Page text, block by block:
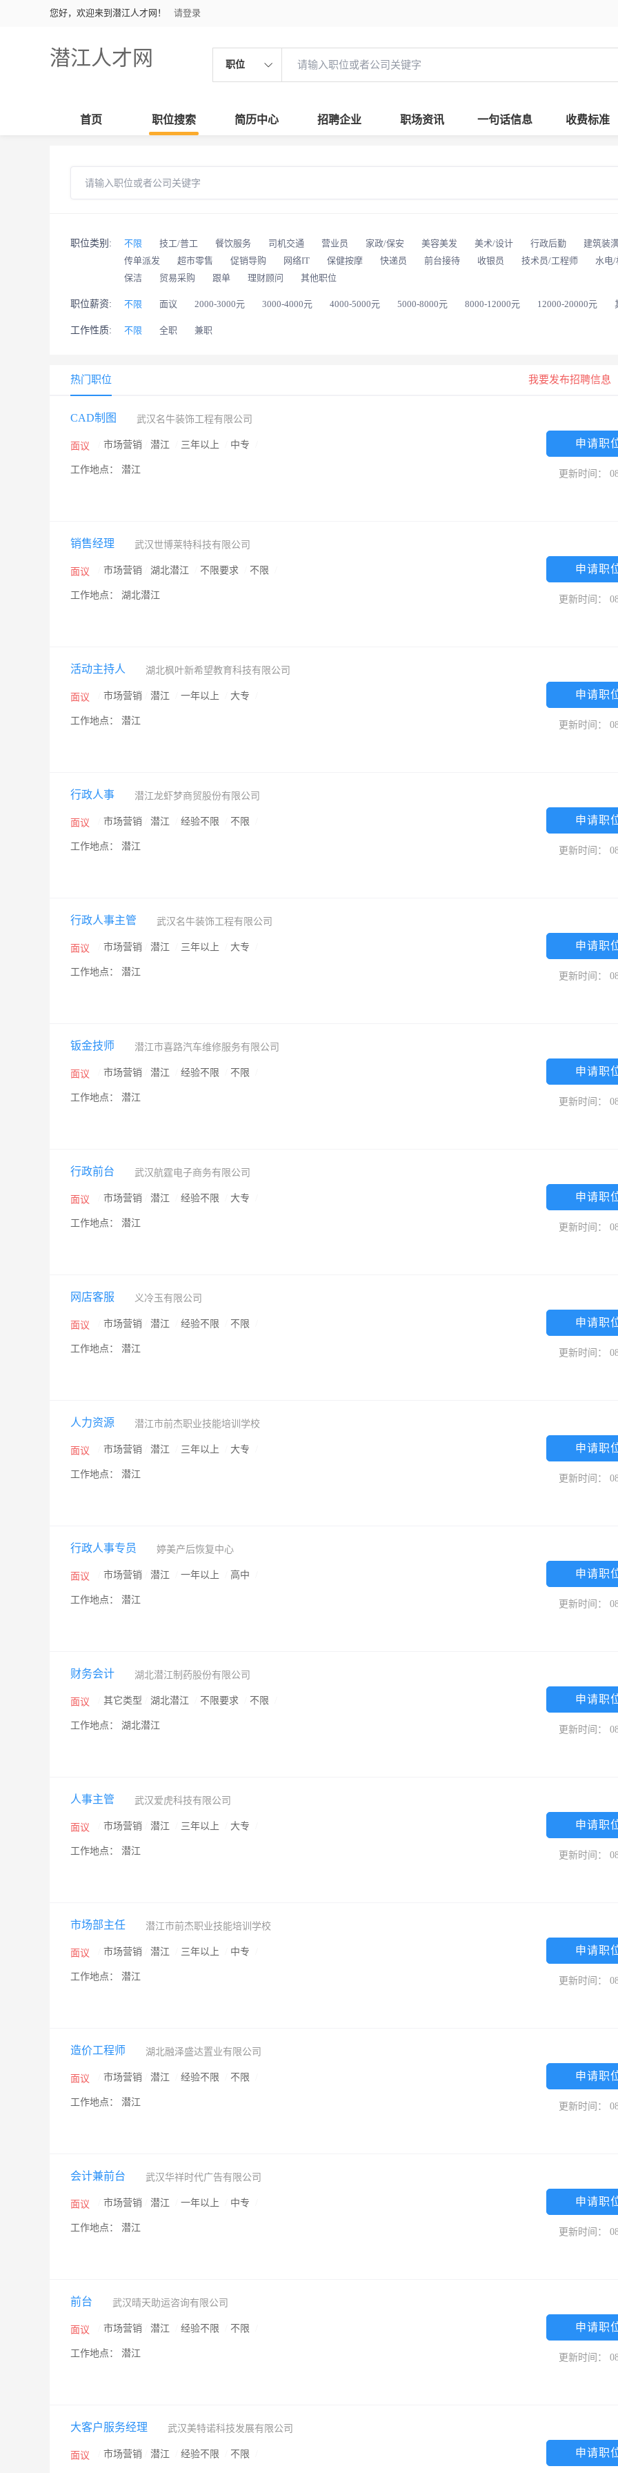
您好，欢迎来到潜江人才网！ 请登录
潜江人才网 职位
首页 职位搜索 简历中心 招聘企业 职场资讯 一句话信息 收费标准
职位类别: 不限 技工/普工 餐饮服务 司机交通 营业员 家政/保安 美容美发 美术/设计 行政后勤 建筑装
传单派发
超市零售 促销导购 网络IT 保健按摩 快递员 前台接待 收银员 技术员/工程师 水电/
保洁
贸易采购 跟单 理财顾问 其他职位
职位薪资: 不限 面议 2000-3000元 3000-4000元 4000-5000元 5000-8000元 8000-12000元 12000-20000元
工作性质: 不限 全职 兼职
热门职位 我要发布招聘信息
CAD制图 武汉名牛装饰工程有限公司
面议 市场营销 潜江 三年以上 中专
工作地点： 潜江
申请职
更新时间：
销售经理 武汉世博莱特科技有限公司
面议 市场营销 湖北潜江 不限要求 不限
工作地点： 湖北潜江
申请职
更新时间：
活动主持人 湖北枫叶新希望教育科技有限公司
面议 市场营销 潜江 一年以上 大专
工作地点： 潜江
申请职
更新时间：
行政人事 潜江龙虾梦商贸股份有限公司
面议 市场营销 潜江 经验不限 不限
工作地点： 潜江
申请职
更新时间：
行政人事主管 武汉名牛装饰工程有限公司
面议 市场营销 潜江 三年以上 大专
工作地点： 潜江
申请职
更新时间：
钣金技师 潜江市喜路汽车维修服务有限公司
面议 市场营销 潜江 经验不限 不限
工作地点： 潜江
申请职
更新时间：
行政前台 武汉航霆电子商务有限公司
面议 市场营销 潜江 经验不限 大专
工作地点： 潜江
申请职
更新时间：
网店客服 义冷玉有限公司
面议 市场营销 潜江 经验不限 不限
工作地点： 潜江
申请职
更新时间：
人力资源 潜江市前杰职业技能培训学校
面议 市场营销 潜江 三年以上 大专
工作地点： 潜江
申请职
更新时间：
行政人事专员 婷美产后恢复中心
面议 市场营销 潜江 一年以上 高中
工作地点： 潜江
申请职
更新时间：
财务会计 湖北潜江制药股份有限公司
面议 其它类型 湖北潜江 不限要求 不限
工作地点： 湖北潜江
申请职
更新时间：
人事主管 武汉爱虎科技有限公司
面议 市场营销 潜江 三年以上 大专
工作地点： 潜江
申请职
更新时间：
市场部主任 潜江市前杰职业技能培训学校
面议 市场营销 潜江 三年以上 中专
工作地点： 潜江
申请职
更新时间：
造价工程师 湖北融泽盛达置业有限公司
面议 市场营销 潜江 经验不限 不限
工作地点： 潜江
申请职
更新时间：
会计兼前台 武汉华祥时代广告有限公司
面议 市场营销 潜江 一年以上 中专
工作地点： 潜江
申请职
更新时间：
前台 武汉晴天助运咨询有限公司
面议 市场营销 潜江 经验不限 不限
工作地点： 潜江
申请职
更新时间：
大客户服务经理 武汉美特诺科技发展有限公司
面议 市场营销 潜江 经验不限 不限 申请职